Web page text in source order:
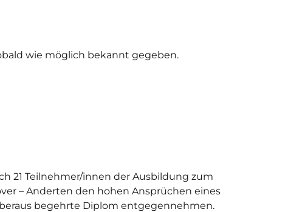
wie möglich bekannt gegeben.
21 Teilnehmer/innen der Ausbildung zum
– Anderten den hohen Ansprüchen eines
begehrte Diplom entgegennehmen.